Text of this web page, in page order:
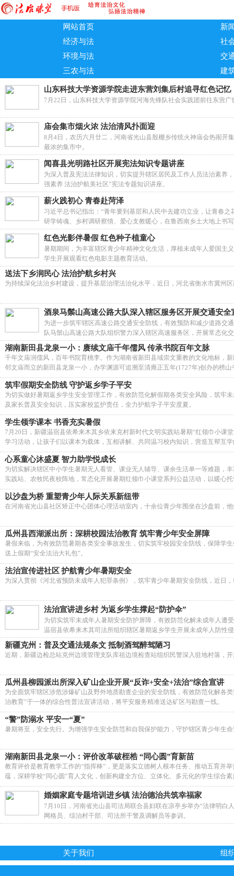
网站首页 新
经济与法
社
环境与法
交
三农与法
建
山东科技大学资源学院走进东营刘集后村追寻红色记忆
7月22日，山东科技大学资源学院河海先锋队社会实践团前往东营
庙会集市烟火浓 法治清风扑面迎
8月4日，农历六月廿二，河南省光山县殷棚乡传统火神庙会热闹开
最浓的集市中。
闻喜县光明路社区开展宪法知识专题讲座
为深入普及宪法法律知识，切实提升辖区居民及工作人员法治素养
强素养 法治护航美社区”宪法专题知识讲座。
薪火践初心 青春赴菏泽
习近平总书记指出：“青年要到基层和人民中去建功立业，让青春
研学铸魂、乡村调研察情、爱心支教暖心，在鲁西南乡土大地上书写
红色光影伴暑假 红色种子植童心
暑期期间，为丰富辖区青少年精神文化生活，厚植未成年人爱国主
学生开展观看红色电影主题教育活动。
送法下乡润民心 法治护航乡村兴
为持续深化法治乡村建设，提升基层治理法治化水平，近日，河北省衡水市冀州
酒泉马鬃山高速公路大队深入辖区服务区开展交通安全
为进一步筑牢辖区高速公路交通安全防线，有效预防和减少道路交
队马鬃山高速公路大队组织警力深入辖区高速服务区，开展常态化
湖南新田县龙泉一小：赓续文庙千年儒风 传承书院百年文脉
千年文庙润儒风，百年书院育桃李。作为湖南省新田县域崇文重教的文化地标，
邻文庙而立的新田县龙泉一小，办学渊源可追溯至清雍正五年(1727年)创办的榜
立体化的“同心圆”校园文化育人体系，推动优秀传统文化与现代教育深度融合，
筑牢假期安全防线 守护返乡学子平安
为切实做好暑期返乡学生安全管理工作，有效防范化解假期各类安全风险，筑牢
及家长普及安全知识，压实家校监护责任，全力护航学子平安度夏。
学生领学课本 书香充实暑假
7月20日，新疆温宿县依希来木其乡依来克村新时代文明实践站暑期“红领巾小课
学习活动，让孩子们以课本为载体，互相讲解、共同温习校内知识，营造互帮互学
心系童心沐盛夏 智力助学悦成长
为切实解决辖区中小学生暑期无人看管、课业无人辅导、课余生活单一等难题，
实践站、农牧民夜校阵地，常态化开展暑期红领巾小课堂系列公益活动，以暖心
以沙盘为桥 重塑青少年人际关系新纽带
在河南省光山县社区矫正中心团体心理活动室内，十余位青少年围坐在沙盘前，
瓜州县西湖派出所：深耕校园法治教育 筑牢青少年安全屏障
暑假来临，为有效防范暑期各类安全事故发生，切实筑牢校园安全防线，保障学
送上假期“安全法治大礼包”。
法治宣传进社区 护航青少年暑期安全
为深入贯彻《河北省预防未成年人犯罪条例》，筑牢青少年暑期安全防线，近日
法治宣讲进乡村 为返乡学生撑起“防护伞”
为切实筑牢未成年人暑期安全防护屏障，有效防范化解未成年人遭
温宿县依希来木其司法所组织辖区暑期返乡学生开展未成年人防性
新疆克州：普及交通法规条文 抵制酒驾醉驾陋习
近期，新疆边检总站克州边境管理支队库祖边境检查站组织民警深入驻地村落，
瓜州县柳园派出所深入矿山企业开展“反诈+安全+法治”综合宣讲
为全面筑牢辖区涉危涉爆矿山及野外地质勘查企业的安全防线，有效防范化解各
治教育”于一体的综合性普法宣讲活动，将平安服务精准送达矿区与勘查一线。
“警”防溺水 平安一“夏”
暑期将至，安全先行。为增强学生安全防范和自我保护能力，守护辖区青少年生
湖南新田县龙泉一小：评价改革破桎梏 “同心圆”育新苗
教育评价是教育教学工作的“指挥棒”，更是落实立德树人根本任务、推动五育并
蕴，深耕学校“同心圆”育人文化，创新构建全方位、立体化、多元化的学生综合
婚姻家庭专题培训进乡镇 法治德治共筑幸福家
7月10日，河南省光山县司法局联合县妇联在凉亭乡举办“法律明
网格员、综治村干部、司法所干警及调解员等参训。
关于我们 组